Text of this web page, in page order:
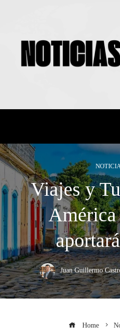
Viajes y
Juan Guillermo
Home